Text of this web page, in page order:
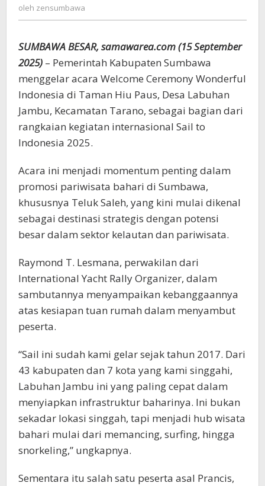
oleh zensumbawa
SUMBAWA BESAR, samawarea.com (15 September
2025) – Pemerintah Kabupaten Sumbawa
menggelar acara Welcome Ceremony Wonderful
Indonesia di Taman Hiu Paus, Desa Labuhan
Jambu, Kecamatan Tarano, sebagai bagian dari
rangkaian kegiatan internasional Sail to
Indonesia 2025.
Acara ini menjadi momentum penting dalam
promosi pariwisata bahari di Sumbawa,
khususnya Teluk Saleh, yang kini mulai dikenal
sebagai destinasi strategis dengan potensi
besar dalam sektor kelautan dan pariwisata.
Raymond T. Lesmana, perwakilan dari
International Yacht Rally Organizer, dalam
sambutannya menyampaikan kebanggaannya
atas kesiapan tuan rumah dalam menyambut
peserta.
“Sail ini sudah kami gelar sejak tahun 2017. Dari
43 kabupaten dan 7 kota yang kami singgahi,
Labuhan Jambu ini yang paling cepat dalam
menyiapkan infrastruktur baharinya. Ini bukan
sekadar lokasi singgah, tapi menjadi hub wisata
bahari mulai dari memancing, surfing, hingga
snorkeling,” ungkapnya.
Sementara itu salah satu peserta asal Prancis,